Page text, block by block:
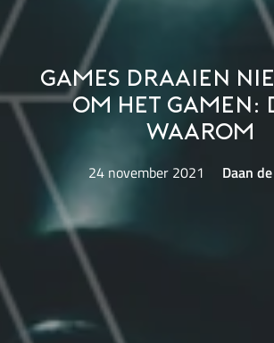
Games draaien
om het gamen:
waarom
24 november 2021 Daan